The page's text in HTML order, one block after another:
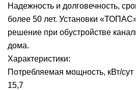
Надежность и долговечность,
более 50 лет. Установки
решение при обустройстве
дома.
Характеристики:
Потребляемая мощность, кВт/сут
15,7